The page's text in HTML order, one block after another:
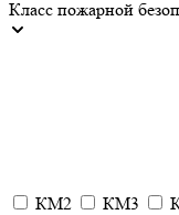
Класс пожарной
КМ2 КМ3